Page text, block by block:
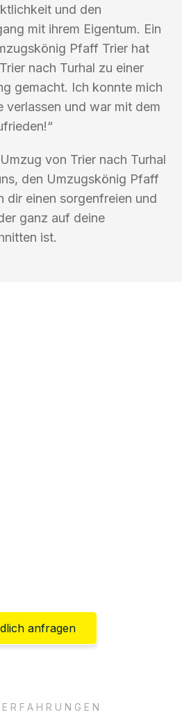
und den
mit ihrem Eigentum. Ein
Pfaff Trier hat
nach Turhal zu einer
gemacht. Ich konnte mich
verlassen und war mit dem
von Trier nach Turhal
den Umzugskönig Pfaff
dir einen sorgenfreien und
ganz auf deine
ist.
anfragen